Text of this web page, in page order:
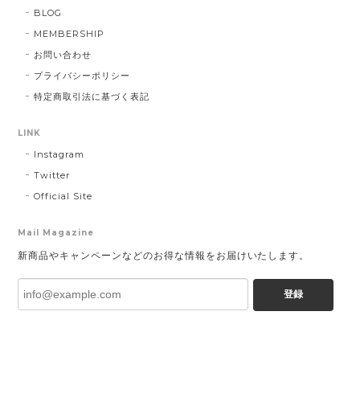
BLOG
MEMBERSHIP
お問い合わせ
プライバシーポリシー
特定商取引法に基づく表記
LINK
Instagram
Twitter
Official Site
Mail Magazine
新商品やキャンペーンなどのお得な情報をお届けいたします。
登録